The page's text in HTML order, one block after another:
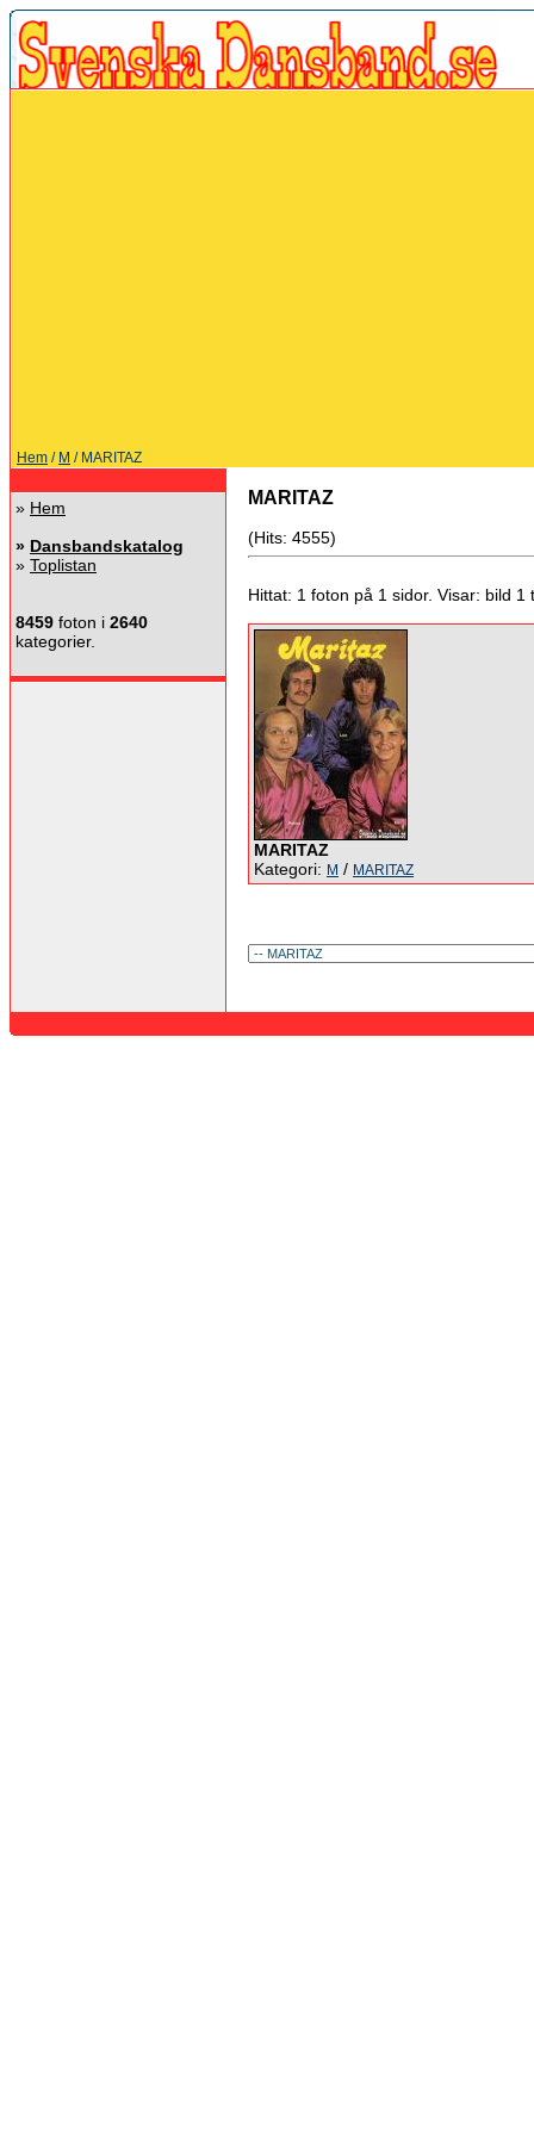
Hem / M / MARITAZ
» Hem
» Dansbandskatalog
» Toplistan
8459 foton i 2640
kategorier.
MARITAZ
(Hits: 4555)
Hittat: 1 foton på 1 sidor. Visar: bild 1
MARITAZ
Kategori: M / MARITAZ